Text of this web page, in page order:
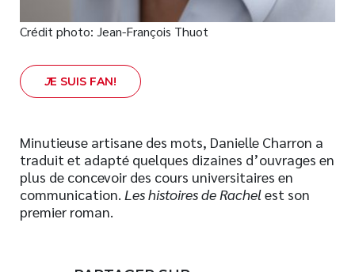
CONTACT
Crédit photo: Jean-François Thuot
JE SUIS FAN!
Minutieuse artisane des mots, Danielle Charron a
traduit et adapté quelques dizaines d’ouvrages en
plus de concevoir des cours universitaires en
communication. Les histoires de Rachelest son
premier roman.